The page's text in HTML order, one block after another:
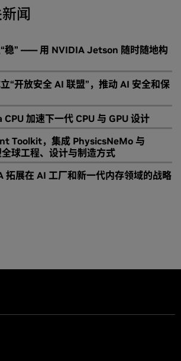
闻
稳” —— 用 NVIDIA Jetson 随时随地构
“开放安全 AI 联盟”，推动 AI 安全和保
加速下一代 CPU 与 GPU 设计
Toolkit，集成 PhysicsNeMo 与
球工程、设计与制造方式
拓展在 AI 工厂和新一代内存领域的战略